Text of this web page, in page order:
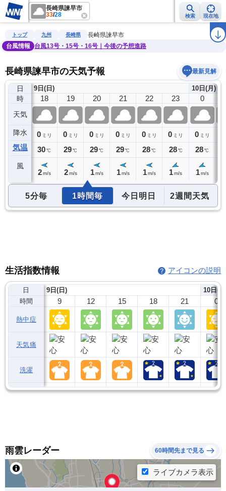
長崎県諫早市
33/28 検索 現在地
雨雲レーダー 台風情報 地震情報 ラ
トップ 九州 長崎県
長崎県諫早市
台風情報
台風13号・15号・16号｜今後の予想進路
長崎県諫早市の天気予報 最新見解
日
時
天気
降水
気温
風
9日(日)
17
0ミリ
31℃
18
0 ミリ
30℃
2 m/s
19
0 ミリ
29℃
2 m/s
20
0 ミリ
29℃
1 m/s
21
0 ミリ
29℃
1 m/s
22
0 ミリ
28℃
1 m/s
23
0 ミリ
28 ℃
1m/s
10日(月)
0
0 ミリ
28℃
1 m/s
5分毎 1時間毎 今日明日 2週間天気
生活指数情報 アイコンの説明
日
時間
熱中症
天気痛
洗濯
9日(日)
9 12 15 18 21
10日(
0
雨雲レーダー 60時間先まで見る